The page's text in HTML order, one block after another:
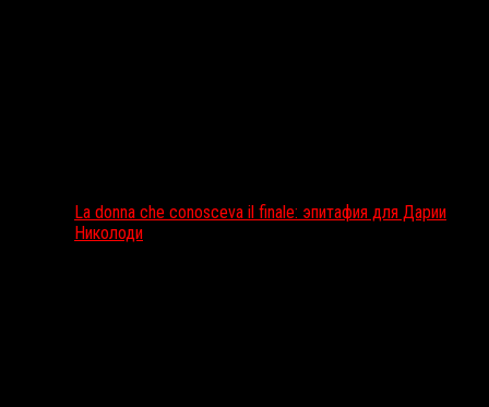
La donna che conosceva il finale: эпитафия для Дарии
Николоди